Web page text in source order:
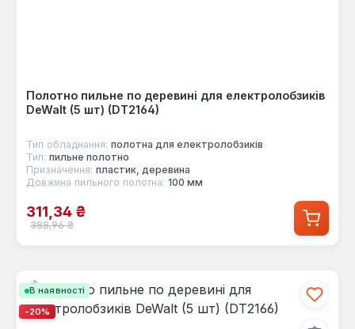
Полотно пильне по деревині для електролобзиків
DeWalt (5 шт) (DT2164)
Тип обладнання: полотна для електролобзиків
Тип: пильне полотно
Призначення: пластик, деревина
Довжина пильного полотна: 100 мм
Ціна продажу:
311,34 ₴
Звичайна ціна:
388,96 ₴
В наявності
-20%